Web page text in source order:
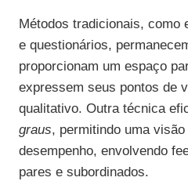
Métodos tradicionais, como
e questionários,
proporcionam um espaço
expressem seus pontos de
qualitativo. Outra técnica
graus, permitindo uma
desempenho, envolvendo
pares e subordinados.